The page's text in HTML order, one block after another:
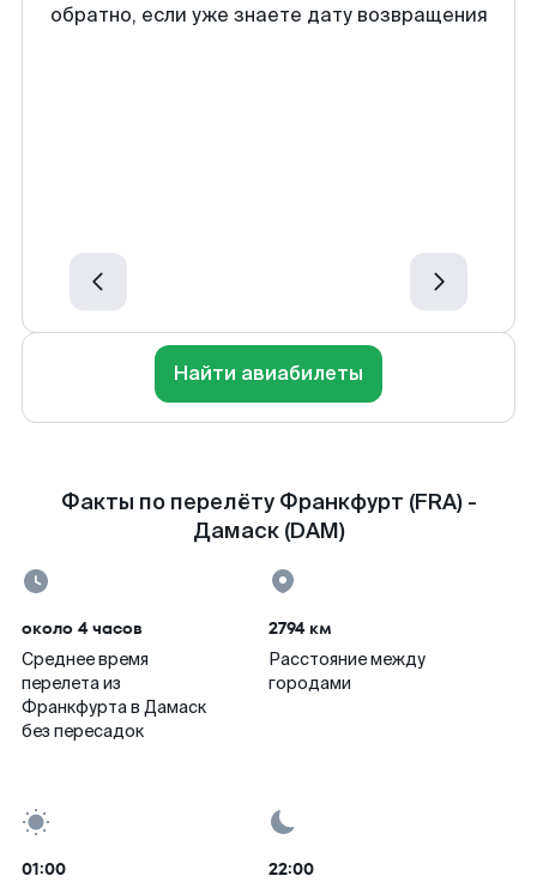
обратно, если уже знаете дату возвращения
Найти авиабилеты
Факты по перелёту Франкфурт (FRA) -
Дамаск (DAM)
около 4 часов
Среднее время
перелета из
Франкфурта в Дамаск
без пересадок
2794 км
Расстояние между
городами
01:00 22:00